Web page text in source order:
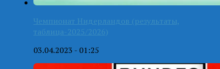
Чемпионат Нидерландов (результаты,
таблица-2025/2026)
03.04.2023 - 01:25